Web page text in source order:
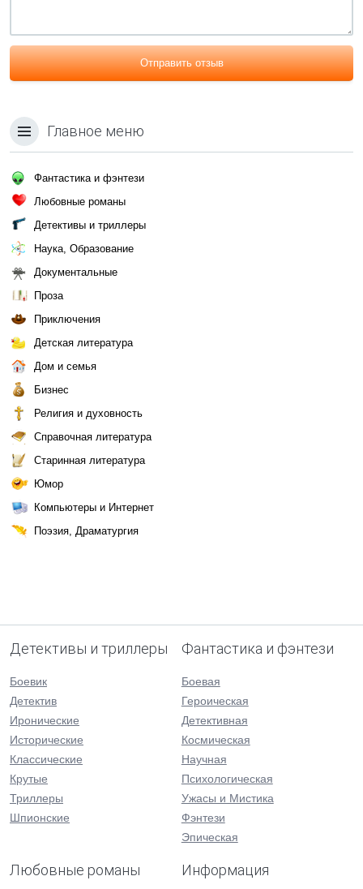
Отправить отзыв
Главное меню
Фантастика и фэнтези
Любовные романы
Детективы и триллеры
Наука, Образование
Документальные
Проза
Приключения
Детская литература
Дом и семья
Бизнес
Религия и духовность
Справочная литература
Старинная литература
Юмор
Компьютеры и Интернет
Поэзия, Драматургия
Детективы и триллеры
Боевик
Детектив
Иронические
Исторические
Классические
Крутые
Триллеры
Шпионские
Фантастика и фэнтези
Боевая
Героическая
Детективная
Космическая
Научная
Психологическая
Ужасы и Мистика
Фэнтези
Эпическая
Любовные романы Информация